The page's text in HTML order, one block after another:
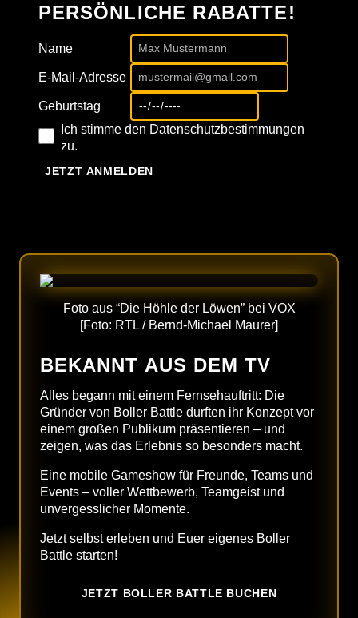
PERSÖNLICHE RABATTE!
Name
E-Mail-Adresse
Geburtstag
Ich stimme den Datenschutzbestimmungen
zu.
JETZT ANMELDEN
Foto aus “Die Höhle der Löwen” bei VOX
[Foto: RTL / Bernd-Michael Maurer]
BEKANNT AUS DEM TV
Alles begann mit einem Fernsehauftritt: Die
Gründer von Boller Battle durften ihr Konzept vor
einem großen Publikum präsentieren – und
zeigen, was das Erlebnis so besonders macht.
Eine mobile Gameshow für Freunde, Teams und
Events – voller Wettbewerb, Teamgeist und
unvergesslicher Momente.
Jetzt selbst erleben und Euer eigenes Boller
Battle starten!
JETZT BOLLER BATTLE BUCHEN